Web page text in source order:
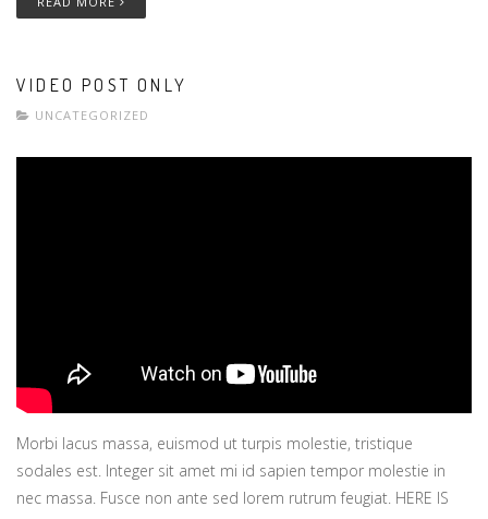
VIDEO POST ONLY
UNCATEGORIZED
Morbi lacus massa, euismod ut turpis molestie, tristique
sodales est. Integer sit amet mi id sapien tempor molestie in
nec massa. Fusce non ante sed lorem rutrum feugiat. HERE IS